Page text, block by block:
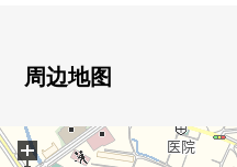
周边地图
+